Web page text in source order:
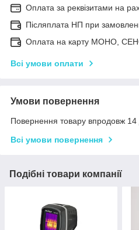
Оплата за реквізитами на
Післяплата НП при
Оплата на карту МОНО,
Всі умови оплати
Умови повернення
Повернення товару впродовж 14
Всі умови повернення
Подібні товари компанії